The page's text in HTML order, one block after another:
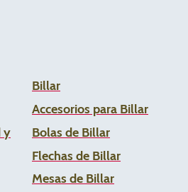
y
Billar
Accesorios para Billar
Bolas de Billar
Flechas de Billar
Mesas de Billar